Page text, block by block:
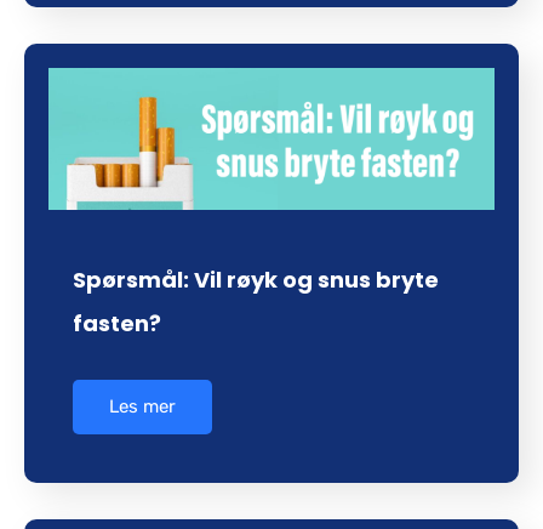
Spørsmål: Vil røyk og snus bryte
fasten?
Les mer